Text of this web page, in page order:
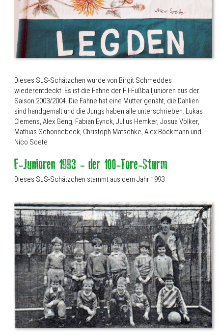
Dieses SuS-Schätzchen wurde von Birgit Schmeddes
wiederentdeckt: Es ist die Fahne der F I-Fußballjunioren aus der
Saison 2003/2004. Die Fahne hat eine Mutter genäht, die Dahlien
sind handgemalt und die Jungs haben alle unterschrieben: Lukas
Clemens, Alex Geng, Fabian Eynck, Julius Hemker, Josua Völker,
Mathias Schonnebeck, Christoph Matschke, Alex Böckmann und
Nico Soete
Dieses SuS-Schätzchen stammt aus dem Jahr 1993